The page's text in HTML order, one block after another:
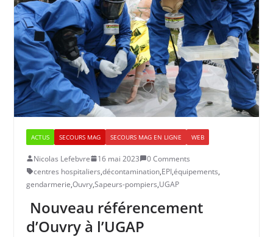
ACTUS SECOURS MAG SECOURS MAG EN LIGNE WEB
Nicolas Lefebvre 16 mai 2023
0 Comments
centres hospitaliers,décontamination,EPI,équipements,
gendarmerie,Ouvry,Sapeurs-pompiers,UGAP
Nouveau référencement
d’Ouvry à l’UGAP